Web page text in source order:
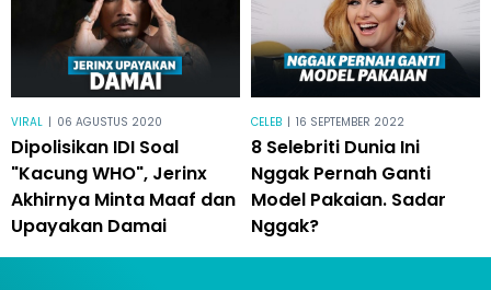
VIRAL | 06 AGUSTUS 2020
Dipolisikan IDI Soal
"Kacung WHO", Jerinx
Akhirnya Minta Maaf dan
Upayakan Damai
CELEB | 16 SEPTEMBER 2022
8 Selebriti Dunia Ini
Nggak Pernah Ganti
Model Pakaian. Sadar
Nggak?